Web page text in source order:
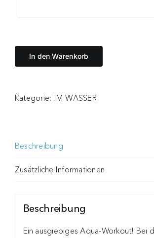
In den Warenkorb
Kategorie: IM WASSER
Beschreibung
Zusätzliche Informationen
Beschreibung
Ein ausgiebiges Aqua-Workout! Bei